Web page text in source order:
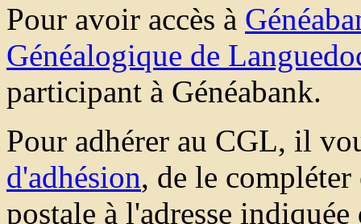
Pour avoir accès à
Généalogique de
participant à Généabank.
Pour adhérer au CGL, il
d'adhésion, de le
postale à l'adresse indiquée